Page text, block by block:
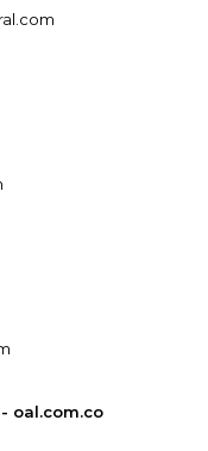
oal.com.co